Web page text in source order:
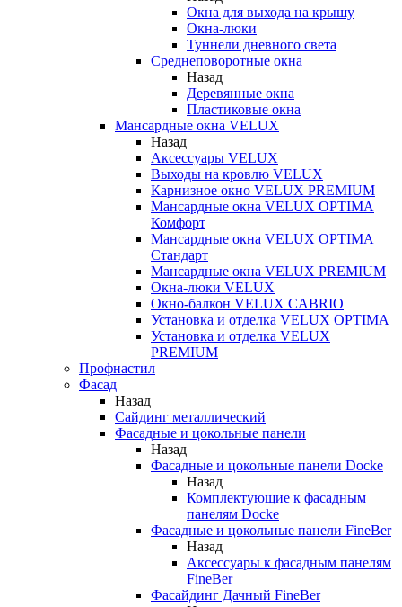
Окна для выхода на крышу
Окна-люки
Туннели дневного света
Среднеповоротные окна
Назад
Деревянные окна
Пластиковые окна
Мансардные окна VELUX
Назад
Аксессуары VELUX
Выходы на кровлю VELUX
Карнизное окно VELUX PREMIUM
Мансардные окна VELUX OPTIMA
Комфорт
Мансардные окна VELUX OPTIMA
Стандарт
Мансардные окна VELUX PREMIUM
Окна-люки VELUX
Окно-балкон VELUX CABRIO
Установка и отделка VELUX OPTIMA
Установка и отделка VELUX
PREMIUM
Профнастил
Фасад
Назад
Сайдинг металлический
Фасадные и цокольные панели
Назад
Фасадные и цокольные панели Docke
Назад
Комплектующие к фасадным
панелям Docke
Фасадные и цокольные панели FineBer
Назад
Аксессуары к фасадным панелям
FineBer
Фасайдинг Дачный FineBer